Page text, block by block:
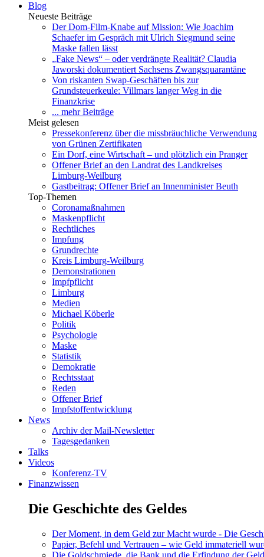
Blog
Neueste Beiträge
Der Dom-Film-Knabe auf Mission: Wie Joachim
Schaefer im Gespräch mit Ulrich Siegmund seine
Maske fallen lässt
„Fake News“ – oder verdrängte Realität? Claudia
Jaworski dokumentiert Sachsens Zwangsquarantäne
Von riskanten Swap-Geschäften bis zur
Grundsteuerkeule: Villmars langer Weg in die
Finanzkrise
... mehr Beiträge
Meist gelesen
Pressekonferenz über die missbräuchliche Verwendung
von Grünen Zertifikaten
Ein Dorf, eine Wirtschaft – und plötzlich ein Pranger
Offener Brief an den Landrat des Landkreises
Limburg-Weilburg
Gastbeitrag: Offener Brief an Innenminister Beuth
Top-Themen
Coronamaßnahmen
Maskenpflicht
Rechtliches
Impfung
Grundrechte
Kreis Limburg-Weilburg
Demonstrationen
Impfpflicht
Limburg
Medien
Michael Köberle
Politik
Psychologie
Maske
Statistik
Demokratie
Rechtsstaat
Reden
Offener Brief
Impfstoffentwicklung
News
Archiv der Mail-Newsletter
Tagesgedanken
Talks
Videos
Konferenz-TV
Finanzwissen
Die Geschichte des Geldes
Der Moment, in dem Geld zur Macht wurde - Die
Papier, Befehl und Vertrauen – wie Geld immateriell
Die Goldschmiede, die Bank und die Erfindung der